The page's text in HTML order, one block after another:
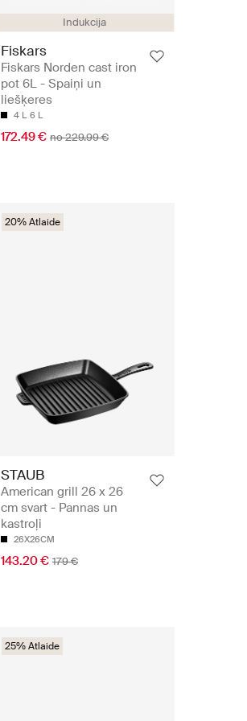
Indukcija
Fiskars
Fiskars Norden cast iron
pot 6L - Spaiņi un
liešķeres
4 L 6 L
172.49 € no 229.99 €
20% Atlaide
STAUB
American grill 26 x 26
cm svart - Pannas un
kastroļi
26X26CM
143.20 € 179 €
25% Atlaide